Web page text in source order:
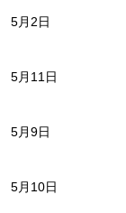
5月2日
5月11日
5月9日
5月10日